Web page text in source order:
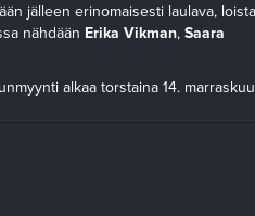
jälleen erinomaisesti laulava,
nähdään Erika Vikman, Saara
alkaa torstaina 14.